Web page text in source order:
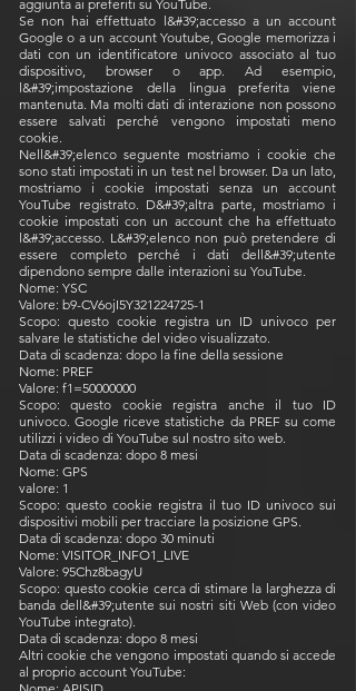
aggiunta ai preferiti su YouTube.
Se non hai effettuato l&#39;accesso a un account
Google o a un account Youtube, Google memorizza i
dati con un identificatore univoco associato al tuo
dispositivo, browser o app. Ad esempio,
l&#39;impostazione della lingua preferita viene
mantenuta. Ma molti dati di interazione non possono
essere salvati perché vengono impostati meno
cookie.
Nell&#39;elenco seguente mostriamo i cookie che
sono stati impostati in un test nel browser. Da un lato,
mostriamo i cookie impostati senza un account
YouTube registrato. D&#39;altra parte, mostriamo i
cookie impostati con un account che ha effettuato
l&#39;accesso. L&#39;elenco non può pretendere di
essere completo perché i dati dell&#39;utente
dipendono sempre dalle interazioni su YouTube.
Nome: YSC
Valore: b9-CV6ojI5Y321224725-1
Scopo: questo cookie registra un ID univoco per
salvare le statistiche del video visualizzato.
Data di scadenza: dopo la fine della sessione
Nome: PREF
Valore: f1=50000000
Scopo: questo cookie registra anche il tuo ID
univoco. Google riceve statistiche da PREF su come
utilizzi i video di YouTube sul nostro sito web.
Data di scadenza: dopo 8 mesi
Nome: GPS
valore: 1
Scopo: questo cookie registra il tuo ID univoco sui
dispositivi mobili per tracciare la posizione GPS.
Data di scadenza: dopo 30 minuti
Nome: VISITOR_INFO1_LIVE
Valore: 95Chz8bagyU
Scopo: questo cookie cerca di stimare la larghezza di
banda dell&#39;utente sui nostri siti Web (con video
YouTube integrato).
Data di scadenza: dopo 8 mesi
Altri cookie che vengono impostati quando si accede
al proprio account YouTube: